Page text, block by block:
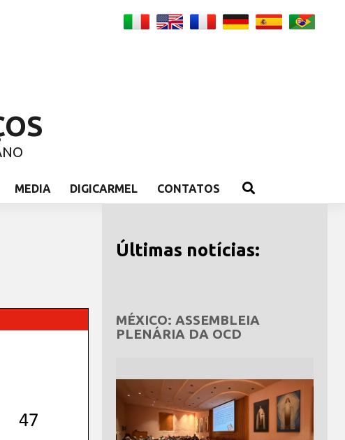
MEDIA DIGICARMEL CONTATOS
Últimas notícias:
MÉXICO: ASSEMBLEIA
PLENÁRIA DA OCD